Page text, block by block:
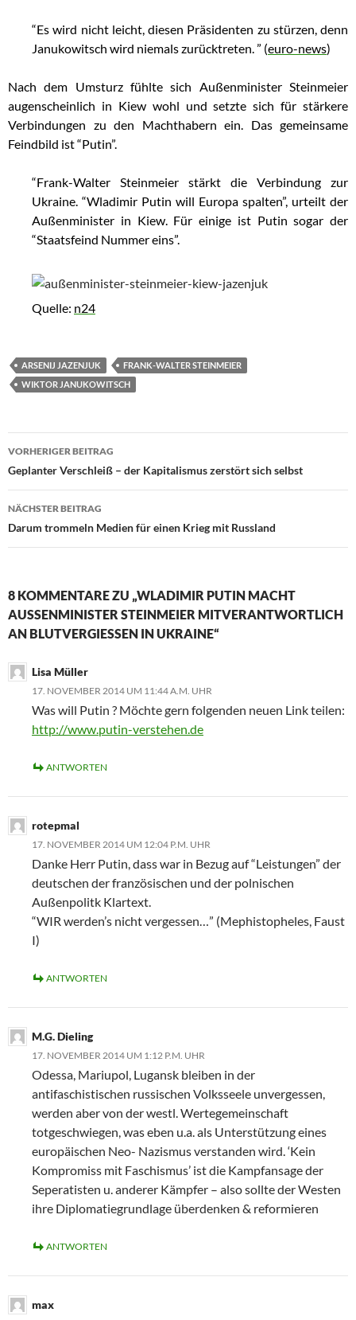
“Es wird nicht leicht, diesen Präsidenten zu stürzen, denn
Janukowitsch wird niemals zurücktreten. ” (euro-news)
Nach dem Umsturz fühlte sich Außenminister Steinmeier
augenscheinlich in Kiew wohl und setzte sich für stärkere
Verbindungen zu den Machthabern ein. Das gemeinsame
Feindbild ist “Putin”.
“Frank-Walter Steinmeier stärkt die Verbindung zur
Ukraine. “Wladimir Putin will Europa spalten”, urteilt der
Außenminister in Kiew. Für einige ist Putin sogar der
“Staatsfeind Nummer eins”.
Quelle: n24
ARSENIJ JAZENJUK
FRANK-WALTER STEINMEIER
WIKTOR JANUKOWITSCH
Beitragsnavigation
VORHERIGER BEITRAG
Geplanter Verschleiß – der Kapitalismus zerstört sich selbst
NÄCHSTER BEITRAG
Darum trommeln Medien für einen Krieg mit Russland
8 KOMMENTARE ZU „WLADIMIR PUTIN MACHT
AUSSENMINISTER STEINMEIER MITVERANTWORTLICH A
N BLUTVERGIESSEN IN UKRAINE“
Lisa Müller
17. NOVEMBER 2014 UM 11:44 A.M. UHR
Was will Putin ? Möchte gern folgenden neuen Link teilen:
http://www.putin-verstehen.de
ANTWORTEN
rotepmal
17. NOVEMBER 2014 UM 12:04 P.M. UHR
Danke Herr Putin, dass war in Bezug auf “Leistungen” der
deutschen der französischen und der polnischen
Außenpolitk Klartext.
“WIR werden’s nicht vergessen…” (Mephistopheles, Faust
I)
ANTWORTEN
M.G. Dieling
17. NOVEMBER 2014 UM 1:12 P.M. UHR
Odessa, Mariupol, Lugansk bleiben in der
antifaschistischen russischen Volksseele unvergessen,
werden aber von der westl. Wertegemeinschaft
totgeschwiegen, was eben u.a. als Unterstützung eines
europäischen Neo- Nazismus verstanden wird. ‘Kein
Kompromiss mit Faschismus’ ist die Kampfansage der
Seperatisten u. anderer Kämpfer – also sollte der Westen
ihre Diplomatiegrundlage überdenken & reformieren
ANTWORTEN
max